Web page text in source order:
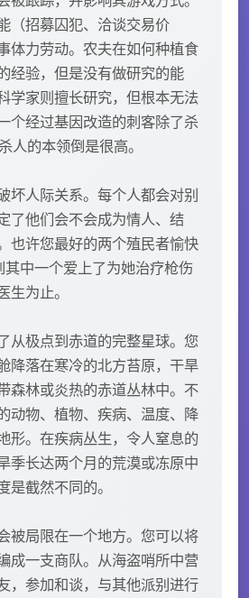
（招募囚犯、洽谈交易价
体力劳动。农夫在如何种植食
经验，但是没有做研究的能
学家则擅长研究，但根本无法
个经过基因改造的刺客除了杀
人的本领倒是很高。
坏人际关系。每个人都会对别
了他们会不会成为情人、结
也许您最好的两个殖民者愉快
中一个爱上了为她治疗枪伤
生为止。
从极点到赤道的完整星球。您
降落在寒冷的北方苔原，干旱
森林或炎热的赤道丛林中。不
动物、植物、疾病、温度、降
形。在疾病丛生，令人窒息的
季长达两个月的荒漠或冻原中
是截然不同的。
被局限在一个地方。您可以将
成一支商队。从海盗哨所中营
，参加和谈，与其他派别进行